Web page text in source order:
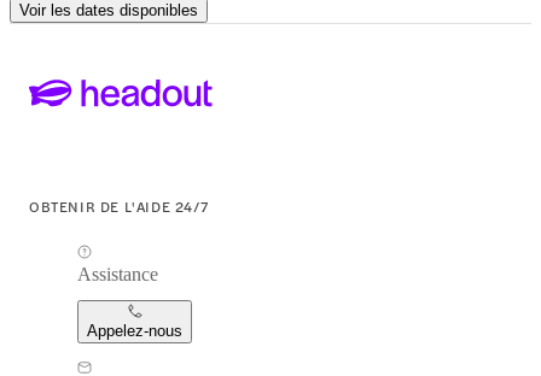
Voir les dates disponibles
OBTENIR DE L'AIDE 24/7
Assistance
Appelez-nous